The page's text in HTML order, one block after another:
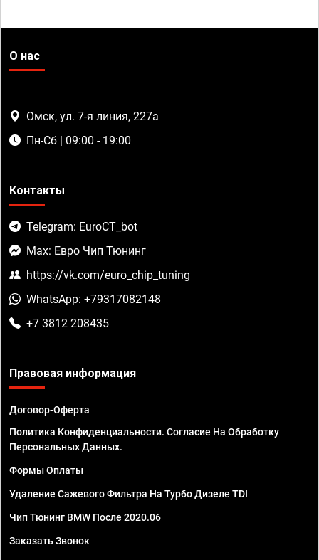
О нас
Омск, ул. 7-я линия, 227а
Пн-Сб | 09:00 - 19:00
Контакты
Telegram: EuroCT_bot
Max: Евро Чип Тюнинг
https://vk.com/euro_chip_tuning
WhatsApp: +79317082148
+7 3812 208435
Правовая информация
Договор-Оферта
Политика Конфиденциальности. Согласие На Обработку
Персональных Данных.
Формы Оплаты
Удаление Сажевого Фильтра На Турбо Дизеле TDI
Чип Тюнинг BMW После 2020.06
Заказать Звонок